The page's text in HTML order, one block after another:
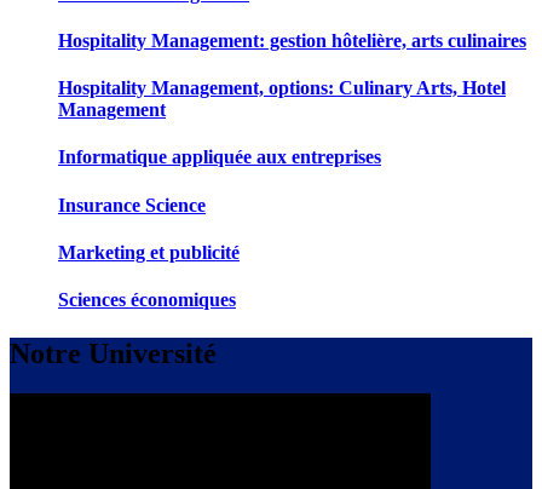
Hospitality Management: gestion hôtelière, arts culinaires
Hospitality Management, options: Culinary Arts, Hotel
Management
Informatique appliquée aux entreprises
Insurance Science
Marketing et publicité
Sciences économiques
Notre Université